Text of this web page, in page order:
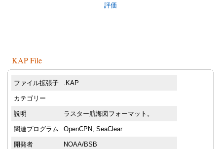
評価
KAP File
ファイル拡張子 .KAP
カテゴリー
説明 ラスター航海図フォーマット。
関連プログラム OpenCPN, SeaClear
開発者 NOAA/BSB